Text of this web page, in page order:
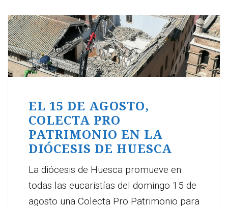
EL 15 DE AGOSTO,
COLECTA PRO
PATRIMONIO EN LA
DIÓCESIS DE HUESCA
La diócesis de Huesca promueve en
todas las eucaristías del domingo 15 de
agosto una Colecta Pro Patrimonio para